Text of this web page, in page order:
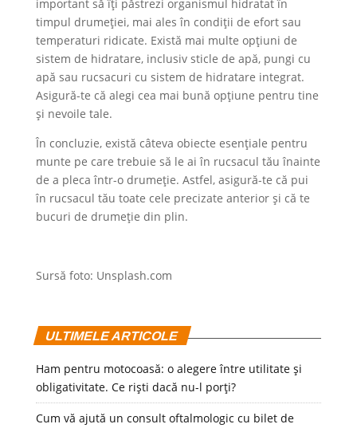
important să îți păstrezi organismul hidratat în
timpul drumeției, mai ales în condiții de efort sau
temperaturi ridicate. Există mai multe opțiuni de
sistem de hidratare, inclusiv sticle de apă, pungi cu
apă sau rucsacuri cu sistem de hidratare integrat.
Asigură-te că alegi cea mai bună opțiune pentru tine
și nevoile tale.
În concluzie, există câteva obiecte esențiale pentru
munte pe care trebuie să le ai în rucsacul tău înainte
de a pleca într-o drumeție. Astfel, asigură-te că pui
în rucsacul tău toate cele precizate anterior și că te
bucuri de drumeție din plin.
Sursă foto: Unsplash.com
ULTIMELE ARTICOLE
Ham pentru motocoasă: o alegere între utilitate și
obligativitate. Ce riști dacă nu-l porți?
Cum vă ajută un consult oftalmologic cu bilet de